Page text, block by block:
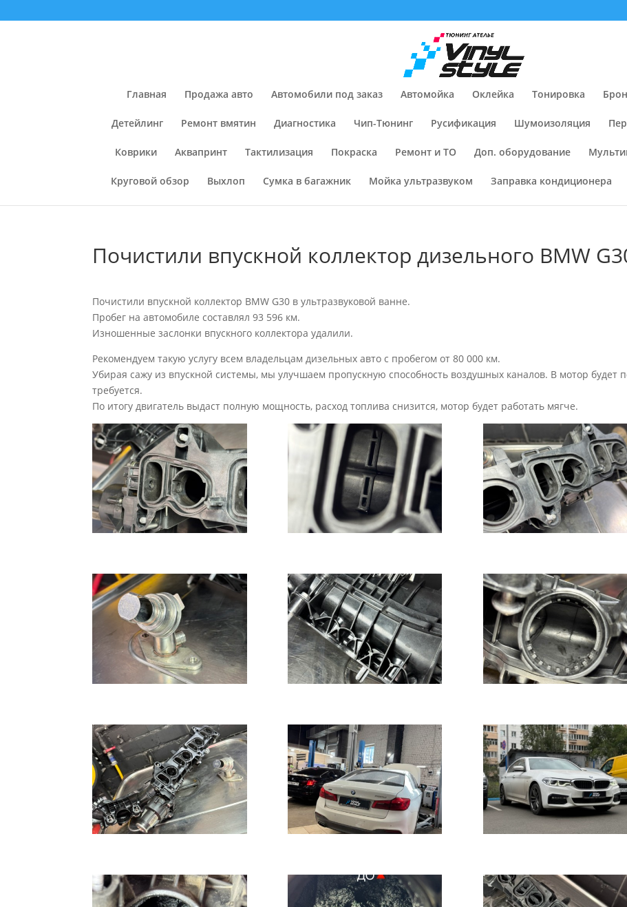
Главная Продажа авто Автомобили под заказ Автомойка Оклейка Тонировка
Детейлинг Ремонт вмятин Диагностика Чип-Тюнинг Русификация Шумоизоляция
Коврики Аквапринт Тактилизация Покраска Ремонт и ТО Доп. оборудование
Круговой обзор Выхлоп Сумка в багажник Мойка ультразвуком Заправка кондиционера
Почистили впускной коллектор дизельного BMW
Почистили впускной коллектор BMW G30 в ультразвуковой ванне.
Пробег на автомобиле составлял 93 596 км.
Изношенные заслонки впускного коллектора удалили.
Рекомендуем такую услугу всем владельцам дизельных авто с пробегом от 80 000 км.
Убирая сажу из впускной системы, мы улучшаем пропускную способность воздушных каналов. В мотор будет
требуется.
По итогу двигатель выдаст полную мощность, расход топлива снизится, мотор будет работать мягче.